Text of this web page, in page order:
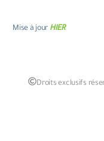
Mise à jour HIER
Droits exclusifs